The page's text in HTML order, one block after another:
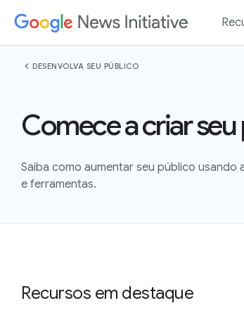
chevron_left DESENVOLVA SEU PÚBLICO
Comece a criar
Saiba como aumentar seu público usando
e ferramentas.
Recursos em destaque